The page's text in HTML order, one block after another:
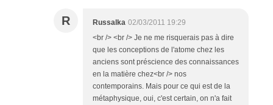
R Russalka 02/03/2011 19:29
<br /> <br /> Je ne me risquerais pas à dire
que les conceptions de l'atome chez les
anciens sont préscience des connaissances
en la matière chez<br /> nos
contemporains. Mais pour ce qui est de la
métaphysique, oui, c'est certain, on n'a fait